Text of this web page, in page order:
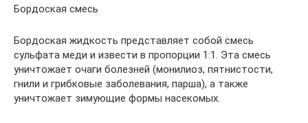
Бордоская смесь
Бордоская жидкость представляет собой смесь
сульфата меди и извести в пропорции 1:1. Эта смесь
уничтожает очаги болезней (монилиоз, пятнистости,
гнили и грибковые заболевания, парша), а также
уничтожает зимующие формы насекомых.